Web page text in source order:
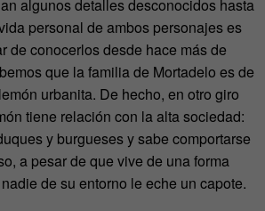
algunos detalles desconocidos hasta
personal de ambos personajes es
de conocerlos desde hace más de
que la familia de Mortadelo es de
urbanita. De hecho, en otro giro
tiene relación con la alta sociedad:
y burgueses y sabe comportarse
a pesar de que vive de una forma
de su entorno le eche un capote.